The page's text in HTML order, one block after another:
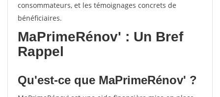
consommateurs, et les témoignages concrets de
bénéficiaires.
MaPrimeRénov' : Un Bref
Rappel
Qu'est-ce que MaPrimeRénov' ?